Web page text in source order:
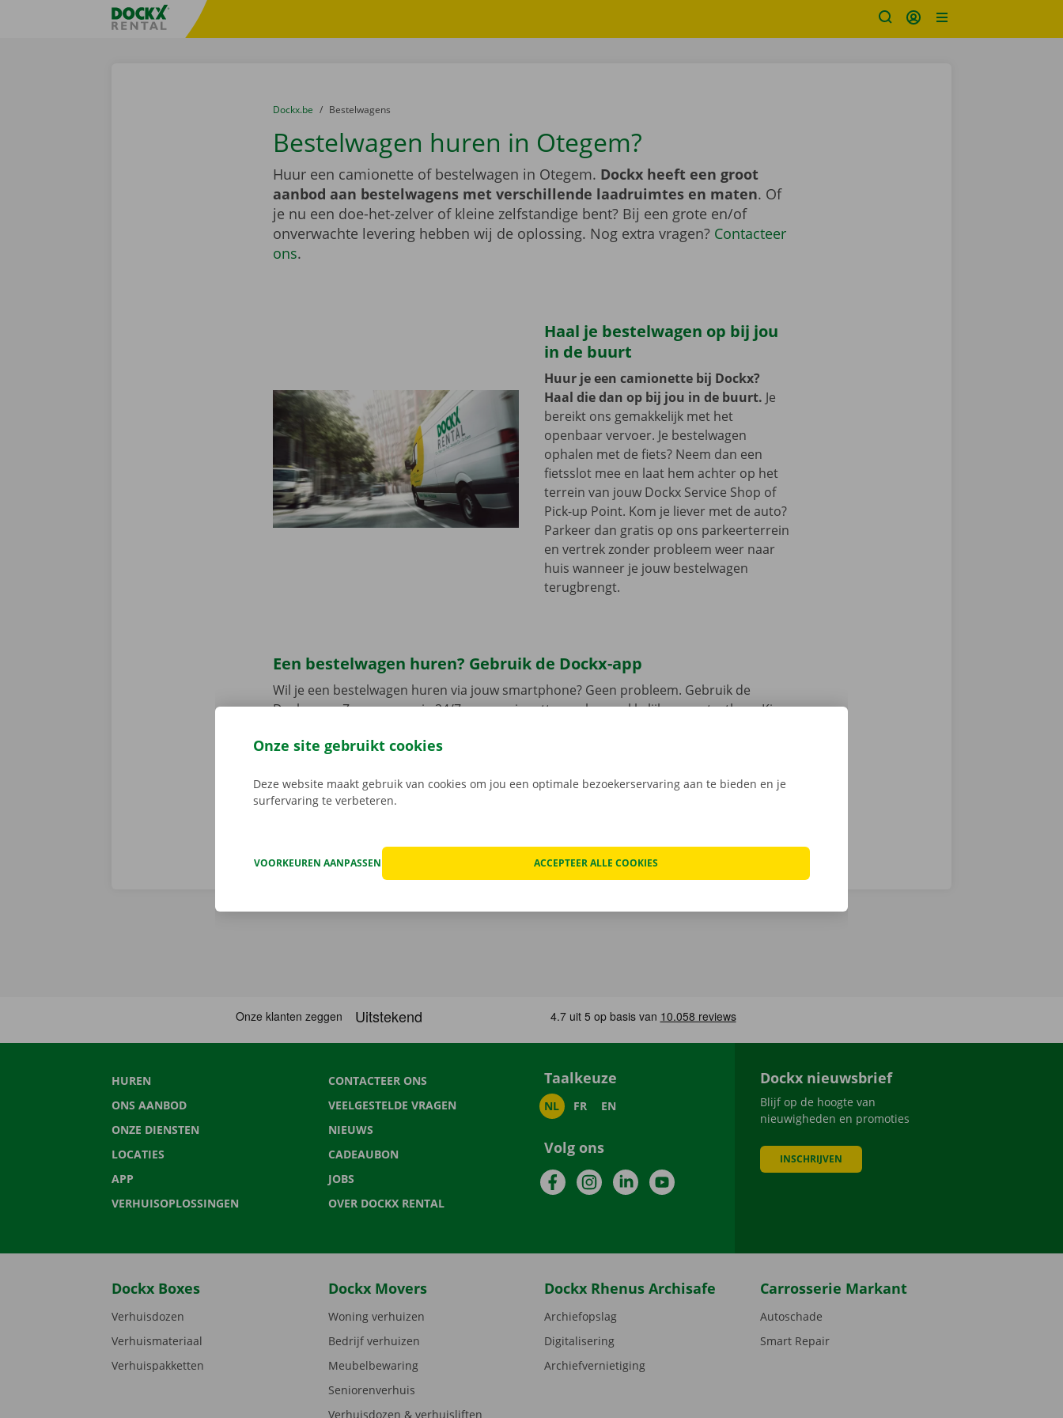
Taalselectie overslaanFratello DEMO
U bevindt zich hier:
van
Dockx.be naar
Bestelwagens
Bestelwagen huren in Otegem?
Huur een camionette of bestelwagen in Otegem. Dockx heeft een groot
aanbod aan bestelwagens met verschillende laadruimtes en maten. Of
je nu een doe-het-zelver of kleine zelfstandige bent? Bij een grote en/of
onverwachte levering hebben wij de oplossing. Nog extra vragen? Contacteer
ons.
Haal je bestelwagen op bij jou
in de buurt
Huur je een camionette bij Dockx?
Haal die dan op bij jou in de buurt. Je
bereikt ons gemakkelijk met het
openbaar vervoer. Je bestelwagen
ophalen met de fiets? Neem dan een
fietsslot mee en laat hem achter op het
terrein van jouw Dockx Service Shop of
Pick-up Point. Kom je liever met de auto?
Parkeer dan gratis op ons parkeerterrein
en vertrek zonder probleem weer naar
huis wanneer je jouw bestelwagen
terugbrengt.
Een bestelwagen huren? Gebruik de Dockx-app
Wil je een bestelwagen huren via jouw smartphone? Geen probleem. Gebruik de
Dockx-app. Zo reserveer je 24/7 een camionette: snel, gemakkelijk en contactloos. Kies
Service Shop. Bij het ophalen open je de camionette eenvoudig met jouw digitale
HUREN
ONS AANBOD
ONZE DIENSTEN
LOCATIES
APP
VERHUISOPLOSSINGEN
CONTACTEER ONS
VEELGESTELDE VRAGEN
NIEUWS
CADEAUBON
JOBS
OVER DOCKX RENTAL
Taalkeuze
NL FR EN
Volg ons
FacebookInstagramLinkedInYouTube
Dockx nieuwsbrief
Blijf op de hoogte van
nieuwigheden en promoties
INSCHRIJVEN
Dockx Boxes
Verhuisdozen
Verhuismateriaal
Verhuispakketten
Dockx Movers
Woning verhuizen
Bedrijf verhuizen
Meubelbewaring
Seniorenverhuis
Verhuisdozen & verhuisliften
Dockx Rhenus Archisafe
Archiefopslag
Digitalisering
Archiefvernietiging
Carrosserie Markant
Autoschade
Smart Repair
Onze site gebruikt cookies
Deze website maakt gebruik van cookies om jou een optimale bezoekerservaring aan te bieden en je
surfervaring te verbeteren.
VOORKEUREN AANPASSEN ACCEPTEER ALLE COOKIES